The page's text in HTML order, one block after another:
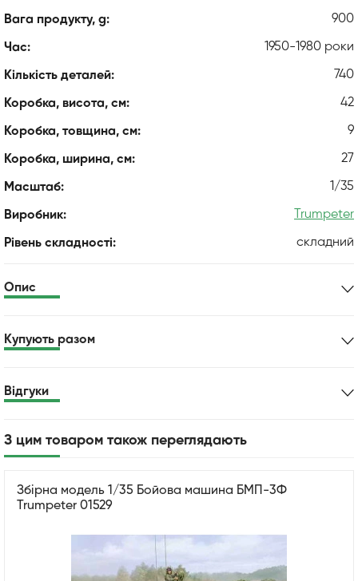
Вага продукту, g: 900
Час: 1950-1980 роки
Кількість деталей: 740
Коробка, висота, см: 42
Коробка, товщина, см: 9
Коробка, ширина, см: 27
Масштаб: 1/35
Виробник: Trumpeter
Рівень складності: складний
Опис
Купують разом
Відгуки
З цим товаром також переглядають
Збірна модель 1/35 Бойова машина БМП-3Ф
Trumpeter 01529